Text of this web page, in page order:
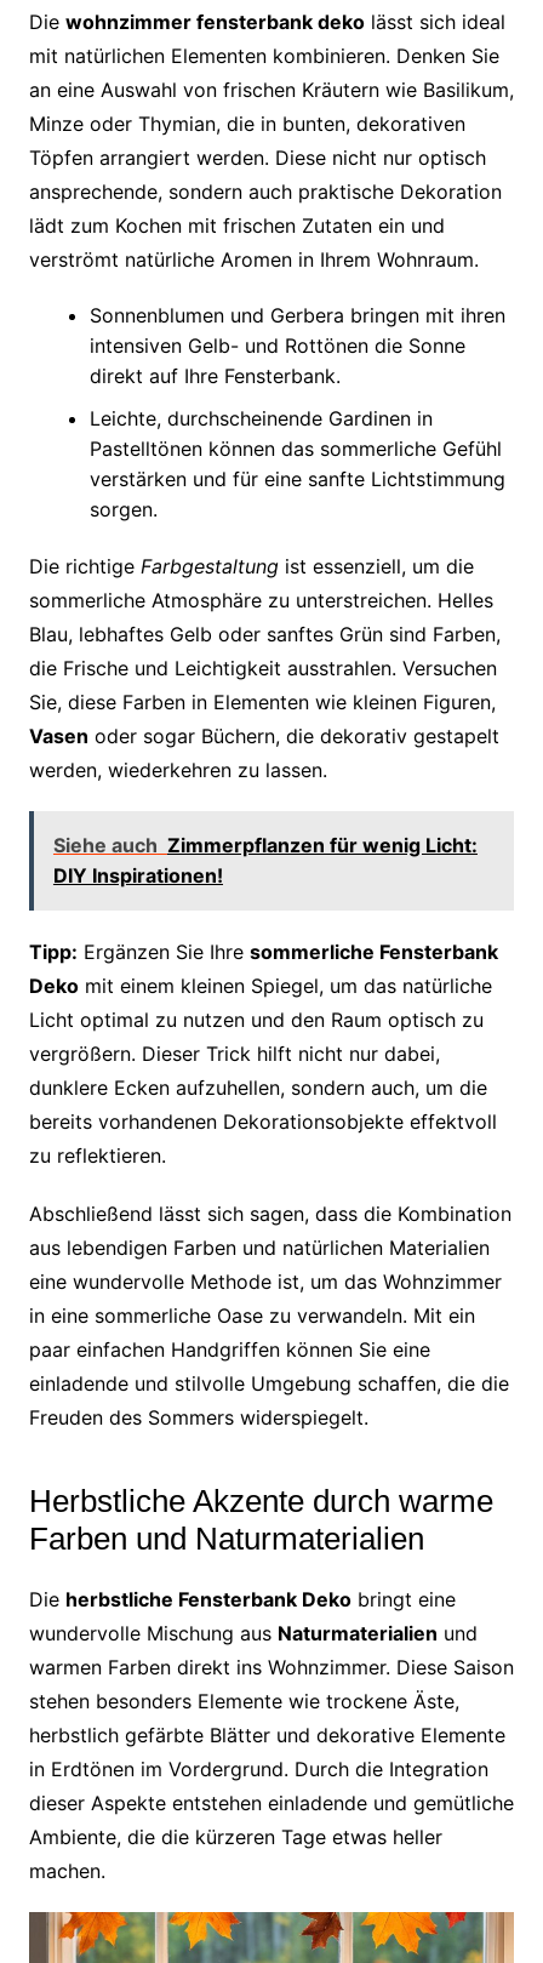
Die wohnzimmer fensterbank dekolässt sich ideal
mit natürlichen Elementen kombinieren. Denken Sie
an eine Auswahl von frischen Kräutern wie Basilikum,
Minze oder Thymian, die in bunten, dekorativen
Töpfen arrangiert werden. Diese nicht nur optisch
ansprechende, sondern auch praktische Dekoration
lädt zum Kochen mit frischen Zutaten ein und
verströmt natürliche Aromen in Ihrem Wohnraum.
Sonnenblumen und Gerbera bringen mit ihren
intensiven Gelb- und Rottönen die Sonne
direkt auf Ihre Fensterbank.
Leichte, durchscheinende Gardinen in
Pastelltönen können das sommerliche Gefühl
verstärken und für eine sanfte Lichtstimmung
sorgen.
Die richtige Farbgestaltungist essenziell, um die
sommerliche Atmosphäre zu unterstreichen. Helles
Blau, lebhaftes Gelb oder sanftes Grün sind Farben,
die Frische und Leichtigkeit ausstrahlen. Versuchen
Sie, diese Farben in Elementen wie kleinen Figuren,
Vasen oder sogar Büchern, die dekorativ gestapelt
werden, wiederkehren zu lassen.
Siehe auch Zimmerpflanzen für wenig Licht:
DIY Inspirationen!
Tipp: Ergänzen Sie Ihre sommerliche Fensterbank
Dekomit einem kleinen Spiegel, um das natürliche
Licht optimal zu nutzen und den Raum optisch zu
vergrößern. Dieser Trick hilft nicht nur dabei,
dunklere Ecken aufzuhellen, sondern auch, um die
bereits vorhandenen Dekorationsobjekte effektvoll
zu reflektieren.
Abschließend lässt sich sagen, dass die Kombination
aus lebendigen Farben und natürlichen Materialien
eine wundervolle Methode ist, um das Wohnzimmer
in eine sommerliche Oase zu verwandeln. Mit ein
paar einfachen Handgriffen können Sie eine
einladende und stilvolle Umgebung schaffen, die die
Freuden des Sommers widerspiegelt.
Herbstliche Akzente durch warme
Farben und Naturmaterialien
Die herbstliche Fensterbank Dekobringt eine
wundervolle Mischung aus Naturmaterialien und
warmen Farben direkt ins Wohnzimmer. Diese Saison
stehen besonders Elemente wie trockene Äste,
herbstlich gefärbte Blätter und dekorative Elemente
in Erdtönen im Vordergrund. Durch die Integration
dieser Aspekte entstehen einladende und gemütliche
Ambiente, die die kürzeren Tage etwas heller
machen.